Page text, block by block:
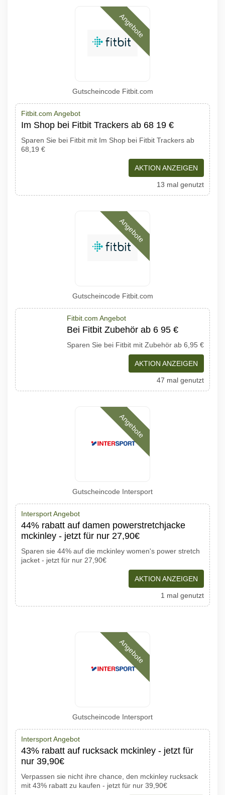
Angebote
Gutscheincode Fitbit.com
Fitbit.com Angebot
Im Shop bei Fitbit Trackers ab 68 19 €
Sparen Sie bei Fitbit mit Im Shop bei Fitbit Trackers ab
68,19 €
AKTION ANZEIGEN
13 mal genutzt
Angebote
Gutscheincode Fitbit.com
Fitbit.com Angebot
Bei Fitbit Zubehör ab 6 95 €
Sparen Sie bei Fitbit mit Zubehör ab 6,95 €
AKTION ANZEIGEN
47 mal genutzt
Angebote
Gutscheincode Intersport
Intersport Angebot
44% rabatt auf damen powerstretchjacke
mckinley - jetzt für nur 27,90€
Sparen sie 44% auf die mckinley women's power stretch
jacket - jetzt für nur 27,90€
AKTION ANZEIGEN
1 mal genutzt
Angebote
Gutscheincode Intersport
Intersport Angebot
43% rabatt auf rucksack mckinley - jetzt für
nur 39,90€
Verpassen sie nicht ihre chance, den mckinley rucksack
mit 43% rabatt zu kaufen - jetzt für nur 39,90€